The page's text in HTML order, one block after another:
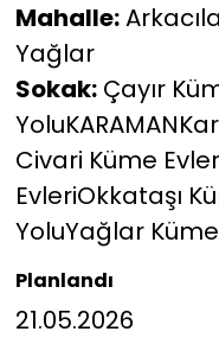
Mahalle:
Yağlar
Sokak:Çayır
Civari Küme
EvleriOkkataşı
YoluYağlar
Planlandı
21.05.2026